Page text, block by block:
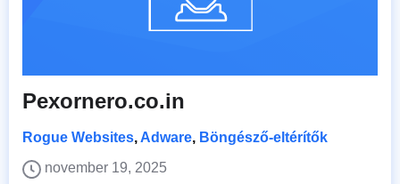
Pexornero.co.in
Rogue Websites, Adware, Böngésző-eltérítők
november 19, 2025